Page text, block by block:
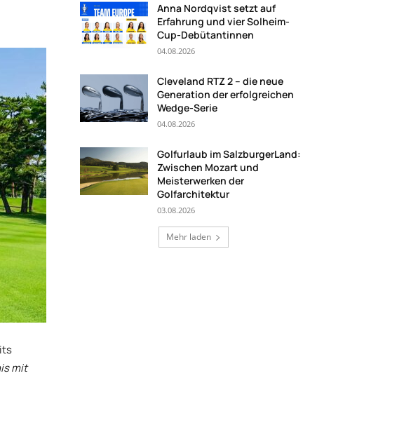
mit
Anna Nordqvist setzt auf
Erfahrung und vier Solheim-
Cup-Debütantinnen
04.08.2026
Cleveland RTZ 2 – die neue
Generation der erfolgreichen
Wedge-Serie
04.08.2026
Golfurlaub im SalzburgerLand:
Zwischen Mozart und
Meisterwerken der
Golfarchitektur
03.08.2026
Mehr laden